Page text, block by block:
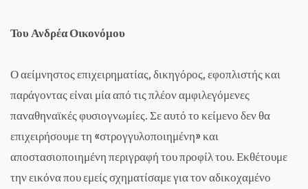
Του Ανδρέα Οικονόμου
Ο αείμνηστος επιχειρηματίας, δικηγόρος, εφοπλιστής και
παράγοντας είναι μία από τις πλέον αμφιλεγόμενες
παναθηναϊκές φυσιογνωμίες. Σε αυτό το κείμενο δεν θα
επιχειρήσουμε τη «στρογγυλοποιημένη» και
αποστασιοποιημένη περιγραφή του προφίλ του. Εκθέτουμε
την εικόνα που εμείς σχηματίσαμε για τον αδικοχαμένο